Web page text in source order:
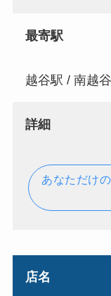
最寄駅
越谷駅 / 南越
詳細
あなただけ
店名